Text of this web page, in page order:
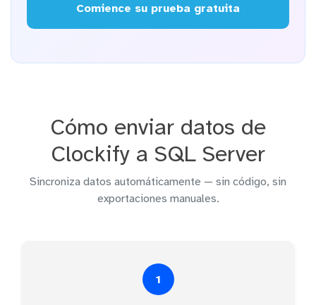
Comience su prueba gratuita
Cómo enviar datos de
Clockify a SQL Server
Sincroniza datos automáticamente — sin código, sin
exportaciones manuales.
1